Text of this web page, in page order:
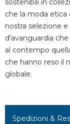
sostenibili in
che la moda etica
nostra selezione
d'avanguardia
al contempo
che hanno reso il
globale.
Spedizioni &